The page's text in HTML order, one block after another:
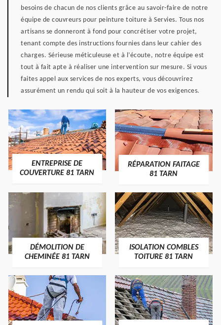
besoins de chacun de nos clients grâce au savoir-faire de notre
équipe de couvreurs pour peinture toiture à Servies. Tous nos
artisans se donneront à fond pour concrétiser votre projet,
tenant compte des instructions fournies dans leur cahier des
charges. Sérieuse méticuleuse et à l’écoute, notre équipe est
tout à fait apte à réaliser une intervention sur mesure. Si vous
faites appel aux services de nos experts, vous découvrirez
assurément un rendu qui soit à la hauteur de vos exigences.
ENTREPRISE DE
COUVERTURE 81 TARN
RÉPARATION FAITAGE
81 TARN
DÉMOLITION DE
CHEMINÉE 81 TARN
ISOLATION COMBLES
TOITURE 81 TARN